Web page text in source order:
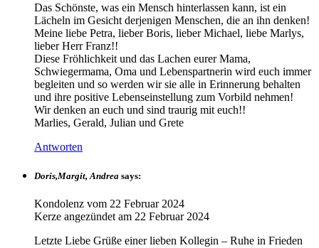
Das Schönste, was ein Mensch hinterlassen kann, ist ein
Lächeln im Gesicht derjenigen Menschen, die an ihn denken!
Meine liebe Petra, lieber Boris, lieber Michael, liebe Marlys,
lieber Herr Franz!!
Diese Fröhlichkeit und das Lachen eurer Mama,
Schwiegermama, Oma und Lebenspartnerin wird euch immer
begleiten und so werden wir sie alle in Erinnerung behalten
und ihre positive Lebenseinstellung zum Vorbild nehmen!
Wir denken an euch und sind traurig mit euch!!
Marlies, Gerald, Julian und Grete
Antworten
Doris,Margit, Andrea says:
Kondolenz vom 22 Februar 2024
Kerze angezündet am 22 Februar 2024
Letzte Liebe Grüße einer lieben Kollegin – Ruhe in Frieden